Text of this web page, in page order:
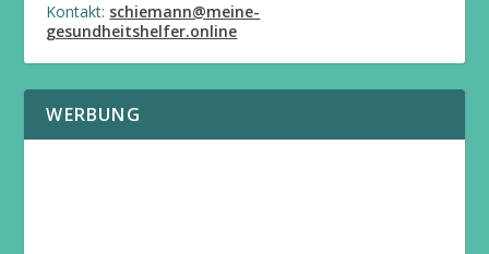
Kontakt: schiemann@meine-
gesundheitshelfer.online
WERBUNG